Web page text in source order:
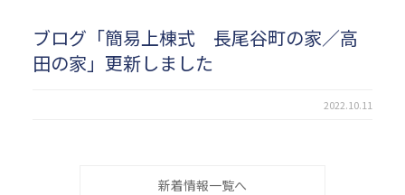
ブログ「簡易上棟式 長尾谷町の家／高
田の家」更新しました
2022.10.11
新着情報一覧へ